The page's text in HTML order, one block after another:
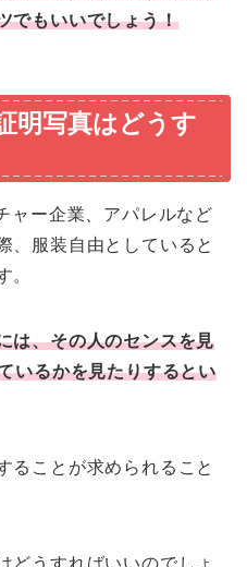
でもいいでしょう！
明写真はどうす
ャー企業、アパレルなど
、服装自由としていると
。
は、その人のセンスを見
いるかを見たりするとい
ることが求められること
どうすればいいのでしょ